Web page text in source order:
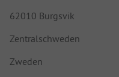
62010 Burgsvik
Zentralschweden
Zweden